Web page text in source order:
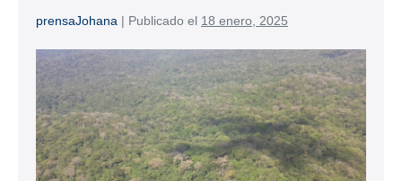
prensaJohana | Publicado el 18 enero, 2025